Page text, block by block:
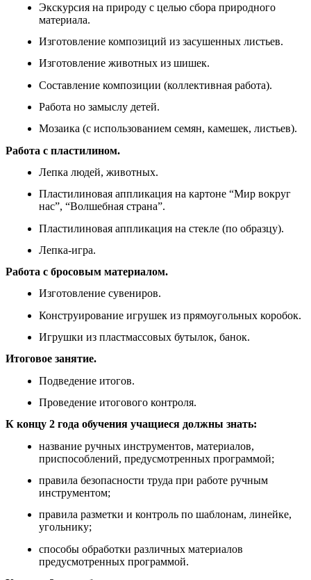
Экскурсия на природу с целью сбора природного
материала.
Изготовление композиций из засушенных листьев.
Изготовление животных из шишек.
Составление композиции (коллективная работа).
Работа но замыслу детей.
Мозаика (с использованием семян, камешек, листьев).
Работа с пластилином.
Лепка людей, животных.
Пластилиновая аппликация на картоне “Мир вокруг
нас”, “Волшебная страна”.
Пластилиновая аппликация на стекле (по образцу).
Лепка-игра.
Работа с бросовым материалом.
Изготовление сувениров.
Конструирование игрушек из прямоугольных коробок.
Игрушки из пластмассовых бутылок, банок.
Итоговое занятие.
Подведение итогов.
Проведение итогового контроля.
К концу 2 года обучения учащиеся должны знать:
название ручных инструментов, материалов,
приспособлений, предусмотренных программой;
правила безопасности труда при работе ручным
инструментом;
правила разметки и контроль по шаблонам, линейке,
угольнику;
способы обработки различных материалов
предусмотренных программой.